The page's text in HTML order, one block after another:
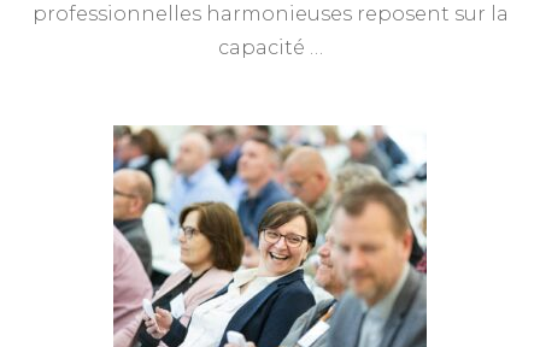
professionnelles harmonieuses reposent sur la
capacité …